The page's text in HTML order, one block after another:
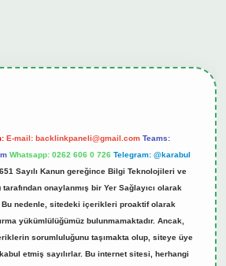
E-mail: backlinkpaneli@gmail.com Teams:
Whatsapp: 0262 606 0 726 Telegram: @karabul
Sayılı Kanun gereğince Bilgi Teknolojileri ve
onaylanmış bir Yer Sağlayıcı olarak
Bu nedenle, sitedeki içerikleri proaktif olarak
yükümlülüğümüz bulunmamaktadır. Ancak,
sorumluluğunu taşımakta olup, siteye üye
etmiş sayılırlar. Bu internet sitesi, herhangi